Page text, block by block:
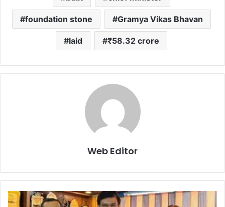
foundation stone Gramya Vikas Bhavan
laid ₹58.32 crore
Web Editor